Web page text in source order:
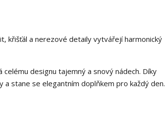
křišťál a nerezové detaily vytvářejí harmonický
designu tajemný a snový nádech. Díky
a stane se elegantním doplňkem pro každý den.